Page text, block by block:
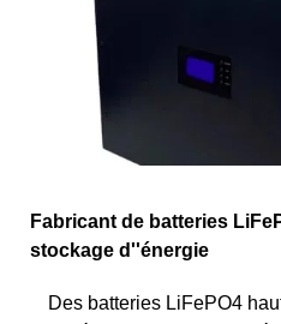
Fabricant de batteries
stockage d''énergie
Des batteries LiFePO4